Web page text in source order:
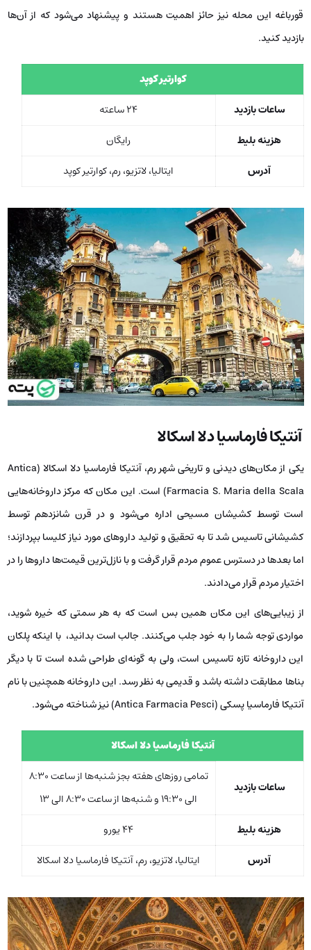
قورباغه این محله نیز حائز اهمیت هستند و پیشنهاد می‌شود که از آن‌ها
بازدید کنید.
کوارتیر کوپد
ساعات بازدید
24 ساعته
هزینه بلیط
رایگان
آدرس
ایتالیا، لاتزیو، رم، کوارتیر کوپد
آنتیکا فارماسیا دلا اسکالا
یکی از مکان‌های دیدنی و تاریخی شهر رم، آنتیکا فارماسیا دلا اسکالا (Antica
Farmacia S. Maria della Scala) است. این مکان که مرکز داروخانه‌هایی
است توسط کشیشان مسیحی اداره می‌شود و در قرن شانزدهم توسط
کشیشانی تاسیس شد تا به تحقیق و تولید داروهای مورد نیاز کلیسا بپردازند؛
اما بعدها در دسترس عموم مردم قرار گرفت و با نازل‌ترین قیمت‌ها داروها را در
اختیار مردم قرار می‌دادند.
از زیبایی‌های این مکان همین بس است که به هر سمتی که خیره شوید،
مواردی توجه شما را به خود جلب می‌کنند. جالب است بدانید، با اینکه پلکان
این داروخانه تازه تاسیس است، ولی به گونه‌ای طراحی شده است تا با دیگر
بناها مطابقت داشته باشد و قدیمی به نظر رسد. این داروخانه همچنین با نام
آنتیکا فارماسیا پسکی (Antica Farmacia Pesci) نیز شناخته می‌شود.
آنتیکا فارماسیا دلا اسکالا
ساعات بازدید
تمامی روزهای هفته بجز شنبه‌ها از ساعت 8:30
الی 19:30 و شنبه‌ها از ساعت 8:30 الی 13
هزینه بلیط
44 یورو
آدرس
ایتالیا، لاتزیو، رم، آنتیکا فارماسیا دلا اسکالا